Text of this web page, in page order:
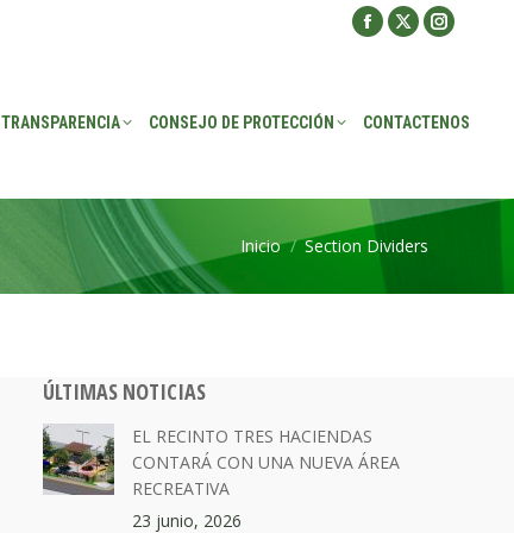
Facebook
in
X
in
in
TRANSPARENCIA CONSEJO DE PROTECCIÓN CONTACTENOS
Estás aquí:
Inicio Section Dividers
ÚLTIMAS NOTICIAS
EL RECINTO TRES HACIENDAS
CONTARÁ CON UNA NUEVA ÁREA
RECREATIVA
23 junio, 2026